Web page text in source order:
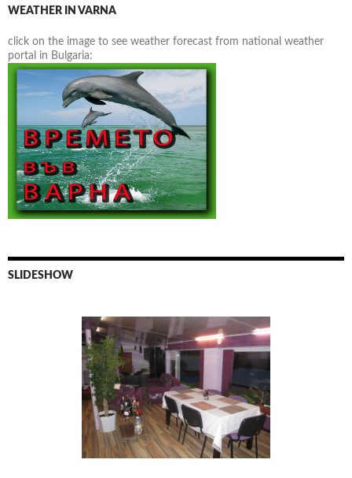
WEATHER IN VARNA
click on the image to see weather forecast from national weather
portal in Bulgaria:
SLIDESHOW